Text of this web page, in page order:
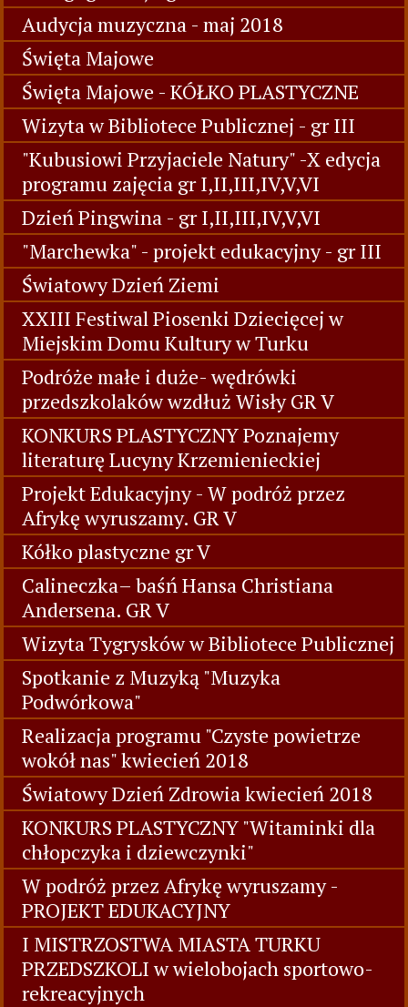
Audycja muzyczna - maj 2018
Święta Majowe
Święta Majowe - KÓŁKO PLASTYCZNE
Wizyta w Bibliotece Publicznej - gr III
"Kubusiowi Przyjaciele Natury" -X edycja
programu zajęcia gr I,II,III,IV,V,VI
Dzień Pingwina - gr I,II,III,IV,V,VI
"Marchewka" - projekt edukacyjny - gr III
Światowy Dzień Ziemi
XXIII Festiwal Piosenki Dziecięcej w
Miejskim Domu Kultury w Turku
Podróże małe i duże- wędrówki
przedszkolaków wzdłuż Wisły GR V
KONKURS PLASTYCZNY Poznajemy
literaturę Lucyny Krzemienieckiej
Projekt Edukacyjny - W podróż przez
Afrykę wyruszamy. GR V
Kółko plastyczne gr V
Calineczka– baśń Hansa Christiana
Andersena. GR V
Wizyta Tygrysków w Bibliotece Publicznej
Spotkanie z Muzyką "Muzyka
Podwórkowa"
Realizacja programu "Czyste powietrze
wokół nas" kwiecień 2018
Światowy Dzień Zdrowia kwiecień 2018
KONKURS PLASTYCZNY "Witaminki dla
chłopczyka i dziewczynki"
W podróż przez Afrykę wyruszamy -
PROJEKT EDUKACYJNY
I MISTRZOSTWA MIASTA TURKU
PRZEDSZKOLI w wielobojach sportowo-
rekreacyjnych